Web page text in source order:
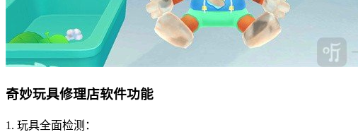
奇妙玩具修理店软件功能
1. 玩具全面检测：